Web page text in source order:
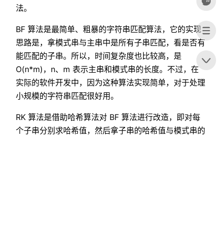
法。
BF 算法是最简单、粗暴的字符串匹配算法，它的实现
思路是，拿模式串与主串中是所有子串匹配，看是否有
能匹配的子串。所以，时间复杂度也比较高，是
O(n*m)，n、m 表示主串和模式串的长度。不过，在
实际的软件开发中，因为这种算法实现简单，对于处理
小规模的字符串匹配很好用。
RK 算法是借助哈希算法对 BF 算法进行改造，即对每
个子串分别求哈希值，然后拿子串的哈希值与模式串的